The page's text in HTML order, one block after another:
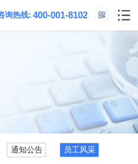
询热线: 400-001-8102
通知公告 员工风采